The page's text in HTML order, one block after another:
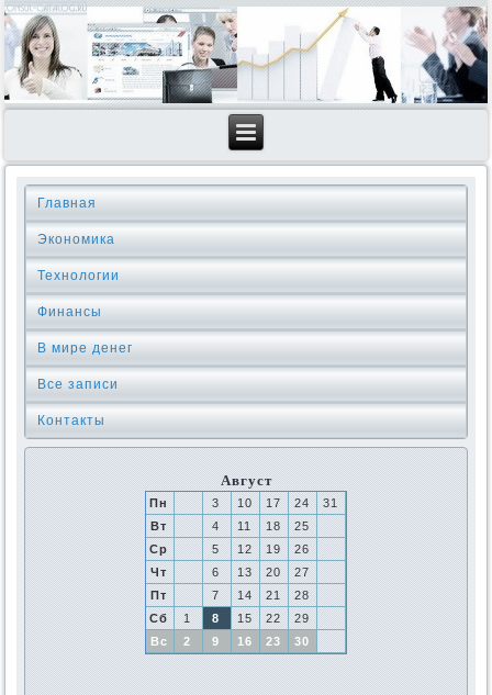
Главная
Экономика
Технологии
Финансы
В мире денег
Все записи
Контакты
Август
Пн 3 10 17 24
31
Вт
4 11 18
25
Ср
5 12 19
26
Чт
6 13 20
27
Пт
7 14 21
28
Сб
1 8 15 22
29
Вс
2 9 16 23 30